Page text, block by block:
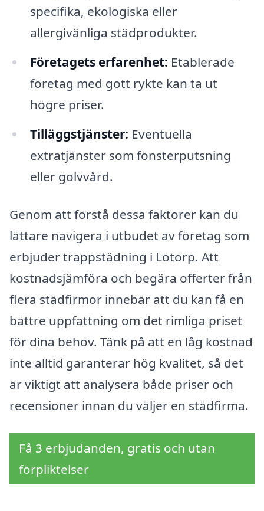
specifika, ekologiska eller
allergivänliga städprodukter.
Företagets erfarenhet: Etablerade
företag med gott rykte kan ta ut
högre priser.
Tilläggstjänster: Eventuella
extratjänster som fönsterputsning
eller golvvård.
Genom att förstå dessa faktorer kan du
lättare navigera i utbudet av företag som
erbjuder trappstädning i Lotorp. Att
kostnadsjämföra och begära offerter från
flera städfirmor innebär att du kan få en
bättre uppfattning om det rimliga priset
för dina behov. Tänk på att en låg kostnad
inte alltid garanterar hög kvalitet, så det
är viktigt att analysera både priser och
recensioner innan du väljer en städfirma.
Få 3 erbjudanden, gratis och utan
förpliktelser